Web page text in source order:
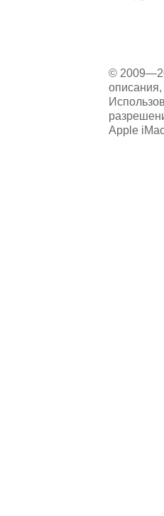
©
описания,
Apple